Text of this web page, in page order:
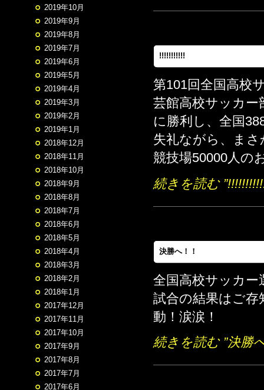
2019年10月
2019年9月
2019年8月
2019年7月
2019年6月
2019年5月
2019年4月
2019年3月
2019年2月
2019年1月
2018年12月
2018年11月
2018年10月
2018年9月
2018年8月
2018年7月
2018年6月
2018年5月
2018年4月
2018年3月
2018年2月
2018年1月
2017年12月
2017年11月
2017年10月
2017年9月
2017年8月
2017年7月
2017年6月
!!!!!!!!!!!
第101回全国高校
芸館高校サッカー
に勝利し、全国
失礼ながら、ま
競技場50000人の
続きを読む
決勝へ！！
全国高校サッカー
試合の結果はご存
動！涙涙！
続きを読む ”決勝